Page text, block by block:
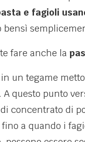
e fagioli
bensì
fare anche la
un tegame
A questo punto
concentrato di
a quando i